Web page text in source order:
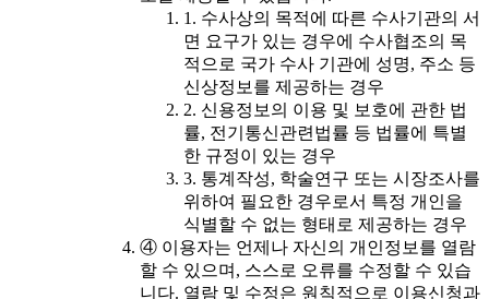
1. 수사상의 목적에 따른 수사기관의 서
면 요구가 있는 경우에 수사협조의 목
적으로 국가 수사 기관에 성명, 주소 등
신상정보를 제공하는 경우
2. 신용정보의 이용 및 보호에 관한 법
률, 전기통신관련법률 등 법률에 특별
한 규정이 있는 경우
3. 통계작성, 학술연구 또는 시장조사를
위하여 필요한 경우로서 특정 개인을
식별할 수 없는 형태로 제공하는 경우
④ 이용자는 언제나 자신의 개인정보를 열람
할 수 있으며, 스스로 오류를 수정할 수 있습
니다. 열람 및 수정은 원칙적으로 이용신청과